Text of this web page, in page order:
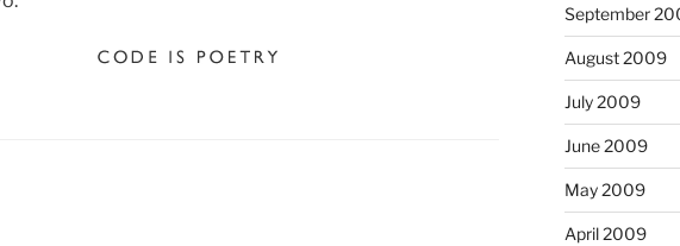
September
August 2009
July 2009
June 2009
May 2009
April 2009